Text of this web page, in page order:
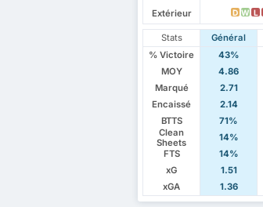
Extérieur
D W L
Stats Général
% Victoire
43%
MOY
4.86
Marqué
2.71
Encaissé
2.14
BTTS
71%
Clean
Sheets
14%
FTS
14%
xG
1.51
xGA
1.36